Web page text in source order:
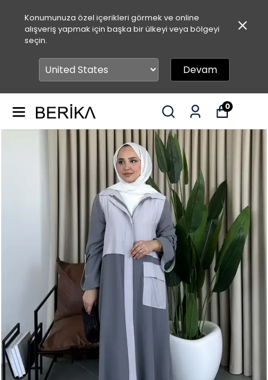
Konumunuza özel içerikleri görmek ve online
alışveriş yapmak için başka bir ülkeyi veya bölgeyi
seçin.
Devam
0